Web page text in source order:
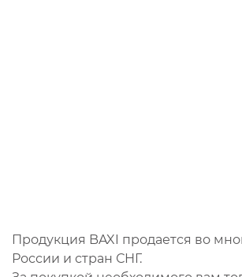
Продукция BAXI продается во
России и стран СНГ.